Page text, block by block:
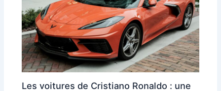
Les voitures de Cristiano Ronaldo : une